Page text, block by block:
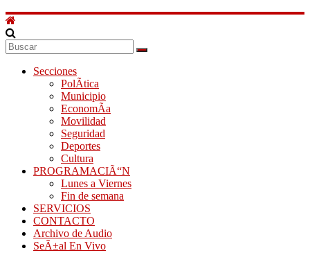
Secciones
PolÃ­tica
Municipio
EconomÃ­a
Movilidad
Seguridad
Deportes
Cultura
PROGRAMACIÃ“N
Lunes a Viernes
Fin de semana
SERVICIOS
CONTACTO
Archivo de Audio
SeÃ±al En Vivo